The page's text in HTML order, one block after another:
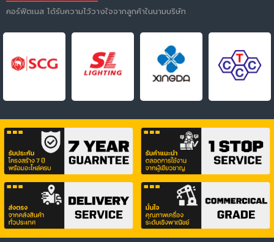
คอร์ฟิตเนส ได้รับความไว้วางใจจากลูกค้าในนามบริษัท